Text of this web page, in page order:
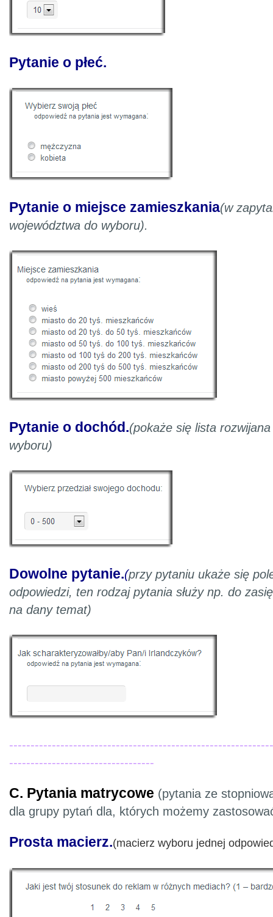
Pytanie o płeć.
Pytanie o miejsce zamieszkania(w
województwa do wyboru).
Pytanie o dochód.(pokaże się lista
wyboru)
Dowolne pytanie.(przy pytaniu ukaże się
odpowiedzi, ten rodzaj pytania służy np. do
na dany temat)
----------------------------------
C. Pytania matrycowe (pytania ze
dla grupy pytań dla, których możemy
Prosta macierz.(macierz wyboru jednej